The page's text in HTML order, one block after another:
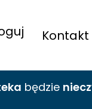
Kontakt
będzie